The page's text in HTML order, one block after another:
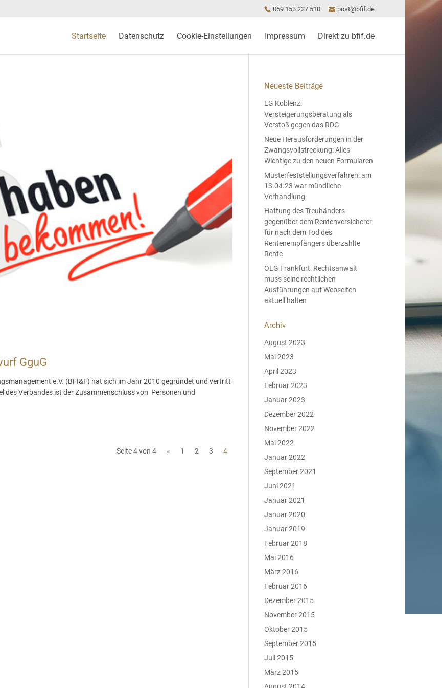
069 153 227 510 post@bfif.de
Startseite Datenschutz Cookie-Einstellungen Impressum Direkt zu bfif.de
GguG
e.V. (BFI&F) hat sich im Jahr 2010 gegründet und vertritt
des Verbandes ist der Zusammenschluss von Personen und
Seite 4 von 4 « 1 2 3 4
Neueste Beiträge
LG Koblenz:
Versteigerungsberatung als
Verstoß gegen das RDG
Neue Herausforderungen in der
Zwangsvollstreckung: Alles
Wichtige zu den neuen Formularen
Musterfeststellungsverfahren: am
13.04.23 war mündliche
Verhandlung
Haftung des Treuhänders
gegenüber dem Rentenversicherer
für nach dem Tod des
Rentenempfängers überzahlte
Rente
OLG Frankfurt: Rechtsanwalt
muss seine rechtlichen
Ausführungen auf Webseiten
aktuell halten
Archiv
August 2023
Mai 2023
April 2023
Februar 2023
Januar 2023
Dezember 2022
November 2022
Mai 2022
Januar 2022
September 2021
Juni 2021
Januar 2021
Januar 2020
Januar 2019
Februar 2018
Mai 2016
März 2016
Februar 2016
Dezember 2015
November 2015
Oktober 2015
September 2015
Juli 2015
März 2015